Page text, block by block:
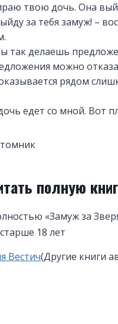
твою дочь. Она
за тебя замуж! –
так делаешь
можно
рядом
едет со мной. Вот
полную
«Замуж за
18 лет
Вестич(Другие книги